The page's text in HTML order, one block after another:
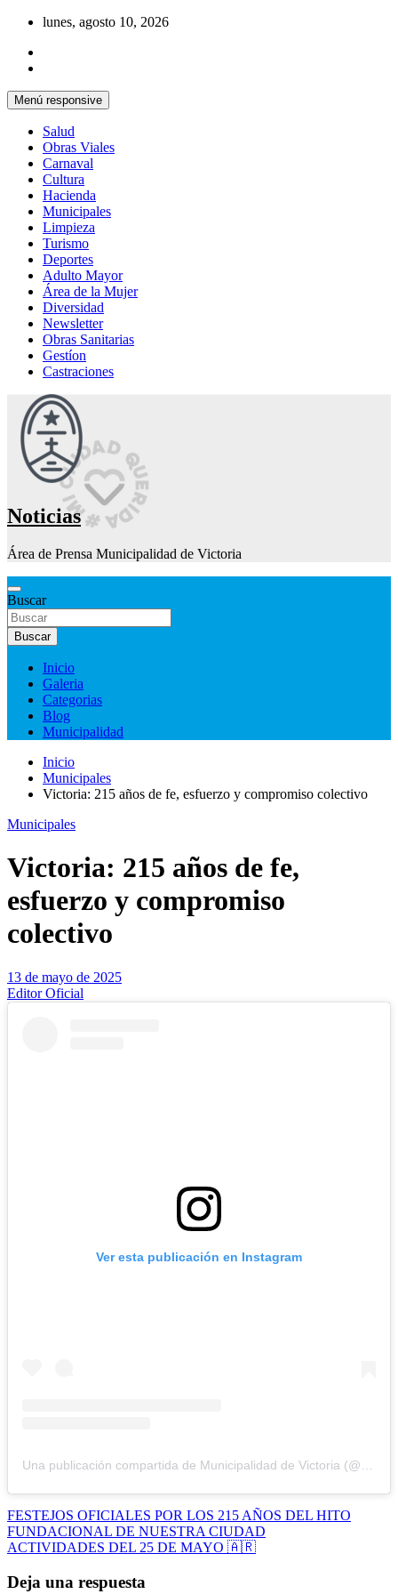
Saltar
contenido
lunes, agosto 10, 2026
Menú responsive
Salud
Obras Viales
Carnaval
Cultura
Hacienda
Municipales
Limpieza
Turismo
Deportes
Adulto Mayor
Área de la Mujer
Diversidad
Newsletter
Obras Sanitarias
Gestíon
Castraciones
Noticias
Área de Prensa Municipalidad de Victoria
Buscar
Buscar
Inicio
Galeria
Categorias
Blog
Municipalidad
Inicio
Municipales
Victoria: 215 años de fe, esfuerzo y compromiso colectivo
Municipales
Victoria: 215 años de fe,
esfuerzo y compromiso
colectivo
13 de mayo de 2025
Editor Oficial
Ver esta publicación en Instagram
Navegación
de
FESTEJOS OFICIALES POR LOS 215 AÑOS DEL HITO
FUNDACIONAL DE NUESTRA CIUDAD
ACTIVIDADES DEL 25 DE MAYO 🇦🇷
Deja una respuesta